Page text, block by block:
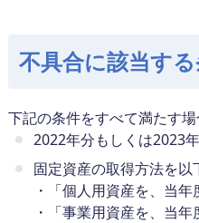
不具合に該当す
下記の条件をすべて満たす場
2022年分もしくは2023
固定資産の取得方法を
・「個人用資産を、当年
・「事業用資産を、当年